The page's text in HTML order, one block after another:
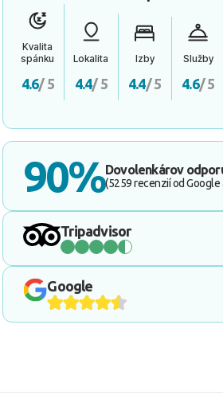
Kvalita
spánku
4.6/ 5
Lokalita
4.4/ 5
Izby
4.4/ 5
Služby
4.6/ 5
90%Dovolenkárov
(5259 recenzií od Google
Tripadvisor
Google